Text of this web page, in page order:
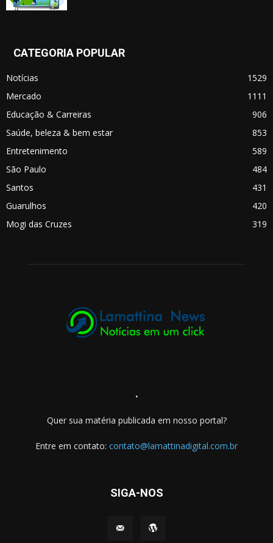
CATEGORIA POPULAR
Notícias
1529
Mercado
1111
Educação & Carreiras
906
Saúde, beleza & bem estar
853
Entretenimento
589
São Paulo
484
Santos
431
Guarulhos
420
Mogi das Cruzes
319
.
Quer sua matéria publicada em nosso portal?
Entre em contato: contato@lamattinadigital.com.br
SIGA-NOS